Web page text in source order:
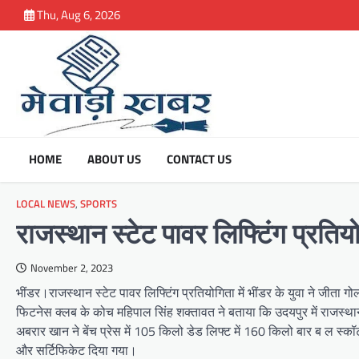
to
Thu, Aug 6, 2026
HOME ABOUT US CONTACT US
LOCAL NEWS, SPORTS
राजस्थान स्टेट पावर लिफ्टिंग
November 2, 2023
भींडर।राजस्थान स्टेट पावर लिफ्टिंग प्रतियोगिता में भींडर के युवा ने जीता
फिटनेस क्लब के कोच महिपाल सिंह शक्तावत ने बताया कि उदयपुर में
अबरार खान ने बेंच प्रेस में 105 किलो डेड लिफ्ट में 160 किलो बार ब ल
और सर्टिफिकेट दिया गया।